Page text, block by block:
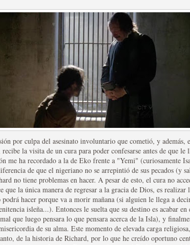
los Mejores Personajes de Series de
de las estrellas de cine y
por culpa del asesinato involuntario que cometió, y además,
la visita de un cura para poder confesarse antes de que
me ha recordado a la de Eko frente a "Yemi" (curiosamente
de que el nigeriano no se arrepintió de sus pecados (y
no tiene problemas en hacer. A pesar de esto, el cura no
que la única manera de regresar a la gracia de Dios, es realizar
podrá hacer porque va a morir mañana (si alguien le llega a
isleña...). Entonces le suelta que su destino es acabar
que luego pensara lo que pensara acerca de la Isla), y
de su alma. Este momento de elevada carga
de la historia de Richard, por lo que he creído oportuno